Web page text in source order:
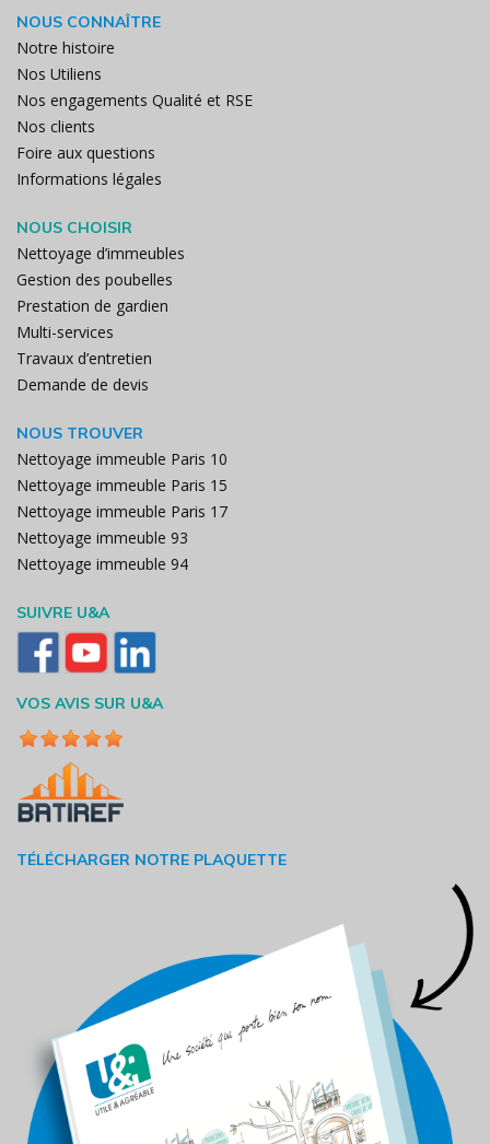
NOUS CONNAÎTRE
Notre histoire
Nos Utiliens
Nos engagements Qualité et RSE
Nos clients
Foire aux questions
Informations légales
NOUS CHOISIR
Nettoyage d’immeubles
Gestion des poubelles
Prestation de gardien
Multi-services
Travaux d’entretien
Demande de devis
NOUS TROUVER
Nettoyage immeuble Paris 10
Nettoyage immeuble Paris 15
Nettoyage immeuble Paris 17
Nettoyage immeuble 93
Nettoyage immeuble 94
SUIVRE U&A
VOS AVIS SUR U&A
TÉLÉCHARGER NOTRE PLAQUETTE